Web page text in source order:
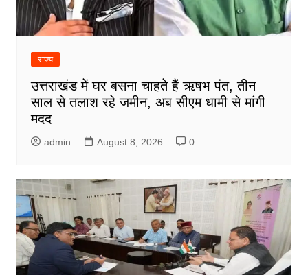
राज्य
उत्तराखंड में घर बसना चाहते हैं ऋषभ पंत, तीन
साल से तलाश रहे जमीन, अब सीएम धामी से मांगी
मदद
admin August 8, 2026 0